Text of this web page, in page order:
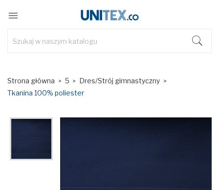

Strona główna 5
Dres/Strój gimnastyczny
Tkanina 100% poliester